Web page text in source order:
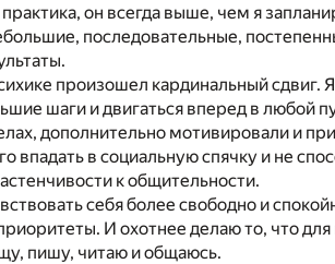
он всегда выше, чем я
последовательные,
произошел кардинальный сдвиг.
шаги и двигаться вперед в любой
дополнительно мотивировали и
впадать в социальную спячку и не
к общительности.
себя более свободно и
И охотнее делаю то, что
пишу, читаю и общаюсь.